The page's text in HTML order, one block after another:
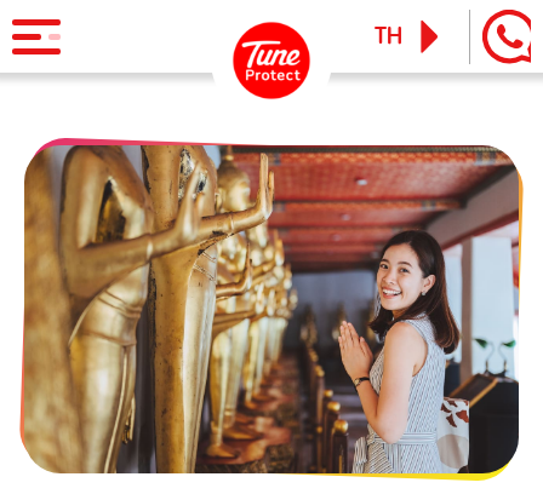
ผลิตภัณฑ์
ประกันภัยสำหรับบุคคล
ประกันภัยการเดินทาง
ทูน ไอพาส
ทูน ทราเวล ประกันเดินทางต่างประเทศ
ประกันภัยสำหรับธุรกิจ
ประกันความเสี่ยงภัยทุกชนิดสำหรับงานรับเหมาก่อสร้าง/ติดตั้ง
เครื่องจักร
ประกันภัยความเสี่ยงภัยทุกชนิดของเครื่องจักรที่ใช้ในงาน
ข่าวสารและกิจกรรม
บริการ
Tune Care
Tune Connect
Lounge Pass
เรียกร้องสินไหม
บทความแนะนำ
TH